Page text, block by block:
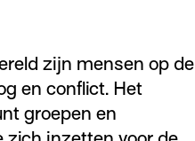
zijn mensen op de
en conflict. Het
groepen en